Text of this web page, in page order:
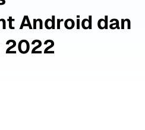
Android dan
2022